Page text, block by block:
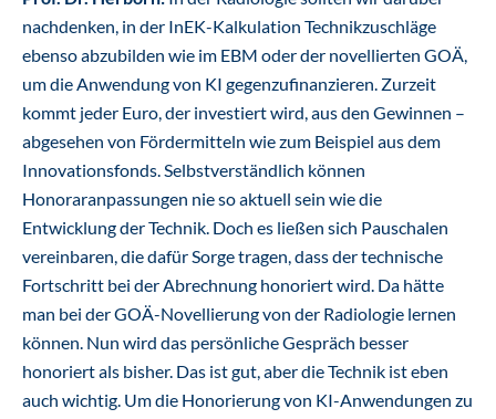
nachdenken, in der InEK-Kalkulation Technikzuschläge
ebenso abzubilden wie im EBM oder der novellierten GOÄ,
um die Anwendung von KI gegenzufinanzieren. Zurzeit
kommt jeder Euro, der investiert wird, aus den Gewinnen –
abgesehen von Fördermitteln wie zum Beispiel aus dem
Innovationsfonds. Selbstverständlich können
Honoraranpassungen nie so aktuell sein wie die
Entwicklung der Technik. Doch es ließen sich Pauschalen
vereinbaren, die dafür Sorge tragen, dass der technische
Fortschritt bei der Abrechnung honoriert wird. Da hätte
man bei der GOÄ-Novellierung von der Radiologie lernen
können. Nun wird das persönliche Gespräch besser
honoriert als bisher. Das ist gut, aber die Technik ist eben
auch wichtig. Um die Honorierung von KI-Anwendungen zu